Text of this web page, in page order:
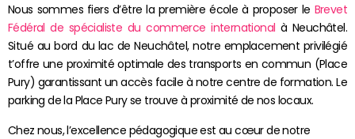
Nous sommes fiers d’être la première école à proposer le Brevet
Fédéral de spécialiste du commerce international à Neuchâtel.
Situé au bord du lac de Neuchâtel, notre emplacement privilégié
t’offre une proximité optimale des transports en commun (Place
Pury) garantissant un accès facile à notre centre de formation. Le
parking de la Place Pury se trouve à proximité de nos locaux.
Chez nous, l’excellence pédagogique est au cœur de notre